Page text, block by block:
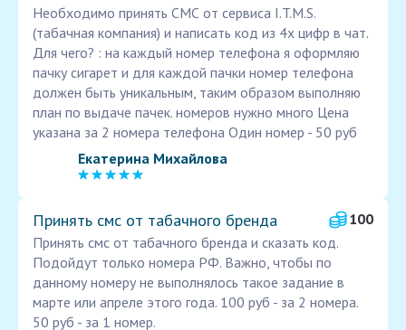
Необходимо принять СМС от сервиса I.T.M.S.
(табачная компания) и написать код из 4х цифр в чат.
Для чего? : на каждый номер телефона я оформляю
пачку сигарет и для каждой пачки номер телефона
должен быть уникальным, таким образом выполняю
план по выдаче пачек. номеров нужно много Цена
указана за 2 номера телефона Один номер - 50 руб
Екатерина Михайлова
Принять смс от табачного бренда
100
Принять смс от табачного бренда и сказать код.
Подойдут только номера РФ. Важно, чтобы по
данному номеру не выполнялось такое задание в
марте или апреле этого года. 100 руб - за 2 номера.
50 руб - за 1 номер.